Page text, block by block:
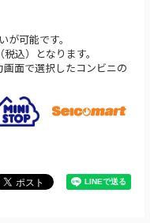
可能です。
込）となります。
面で選択したコンビニの